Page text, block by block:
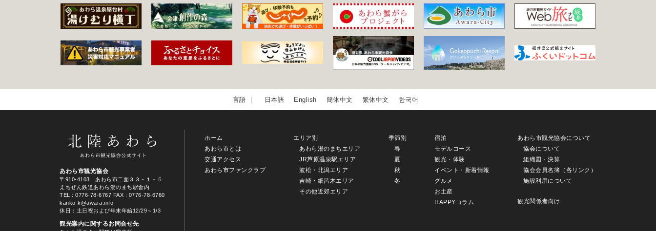
日本語 English 簡体中文 繁体中文 한국어
あわら市観光協会
〒910-4103 あわら市二面３３－１－５
えちぜん鉄道あわら湯のまち駅舎内
TEL
: 0776-78-6767 FAX : 0776-78-6760
kanko-k@awara.info
休日：土日祝および年末年始12/29～1/3
観光案内に関するお問合せ先
ホーム
あわら市とは
交通アクセス
あわら市ファンクラブ
エリア別
あわら湯のまちエリア
JR芦原温泉駅エリア
波松・北潟エリア
吉崎・細呂木エリア
その他近郊エリア
季節別
春
夏
秋
冬
宿泊
モデルコース
観光・体験
イベント・新着情報
グルメ
お土産
HAPPYコラム
あわら市観光協会について
協会について
組織図・決算
協会会員名簿（各リンク）
施設利用について
観光関係者向け